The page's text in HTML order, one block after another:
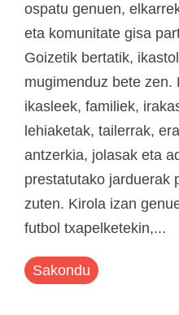
ospatu genuen,
eta komunitate gisa
Goizetik bertatik,
mugimenduz bete zen.
ikasleek, familiek,
lehiaketak, tailerrak,
antzerkia, jolasak eta
prestatutako jarduerak
zuten. Kirola izan
futbol txapelketekin,...
Sakondu